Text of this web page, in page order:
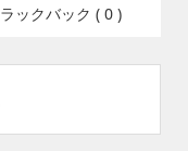
ラックバック ( 0 )